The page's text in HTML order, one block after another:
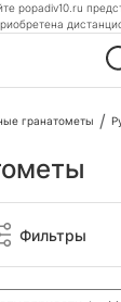
popadiv10.ru
гранатометы
Фильтры